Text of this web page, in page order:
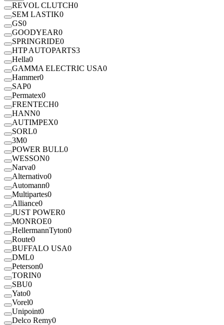
REVOL CLUTCH0
SEM LASTIK0
GS0
GOODYEAR0
SPRINGRIDE0
HTP AUTOPARTS3
Hella0
GAMMA ELECTRIC USA0
Hammer0
SAP0
Permatex0
FRENTECH0
HANN0
AUTIMPEX0
SORL0
3M0
POWER BULL0
WESSON0
Narva0
Alternativo0
Automann0
Multipartes0
Alliance0
JUST POWER0
MONROE0
HellermannTyton0
Route0
BUFFALO USA0
DML0
Peterson0
TORIN0
SBU0
Yato0
Vorel0
Unipoint0
Delco Remy0